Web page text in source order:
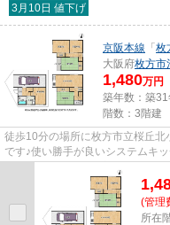
3月10日 値下げ
京阪本線 「 枚
大阪府枚方市
1,480万円
築年数：築31
階数：3階建
徒歩10分の場所に枚方市立桜丘
です♪使い勝手が良いシステムキ
(管理
所在